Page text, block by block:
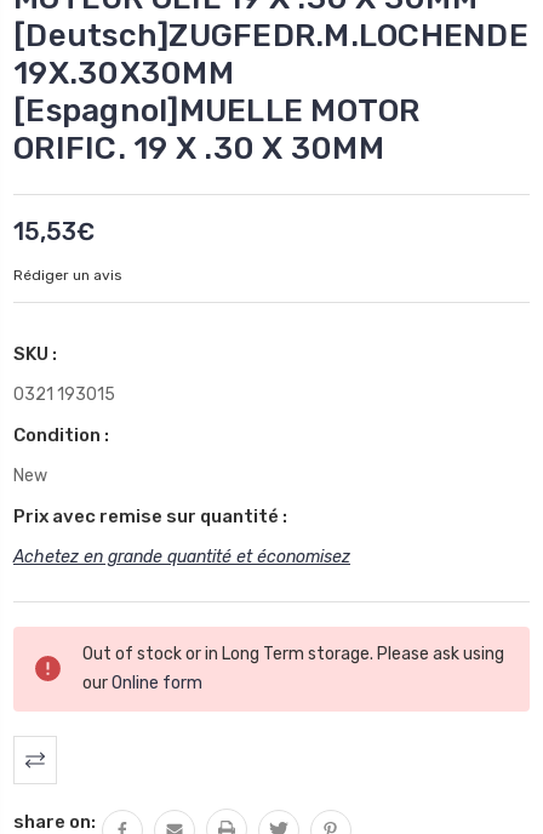
[Deutsch]ZUGFEDR.M.LOCHENDE
19X.30X30MM
[Espagnol]MUELLE MOTOR
ORIFIC. 19 X .30 X 30MM
15,53€
Rédiger un avis
SKU :
0321 193015
Condition :
New
Prix avec remise sur quantité :
Achetez en grande quantité et économisez
actuel
Out of stock or in Long Term storage. Please ask using
ourOnline form
share on: